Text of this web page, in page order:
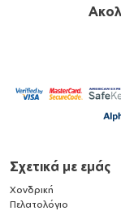
Σχετικά με εμάς
Χονδρική
Πελατολόγιο